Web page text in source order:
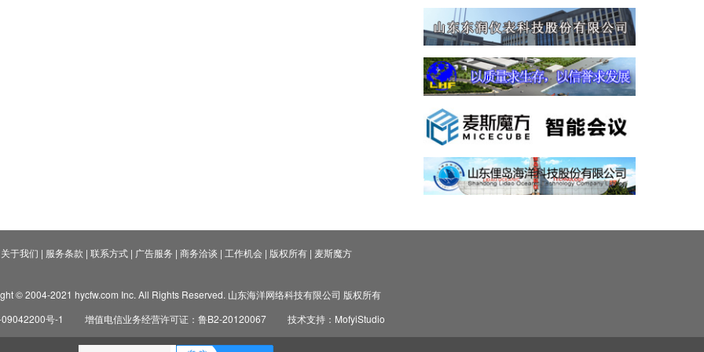
关于我们 | 服务条款 | 联系方式| 广告服务 | 商务洽谈 | 工作机会| 版权所有| 麦斯魔方
© 2004-2021 hycfw.com Inc. All Rights Reserved. 山东海洋网络科技有限公司 版权所有
号-1
增值电信业务经营许可证：鲁B2-20120067 技术支持：MofyiStudio